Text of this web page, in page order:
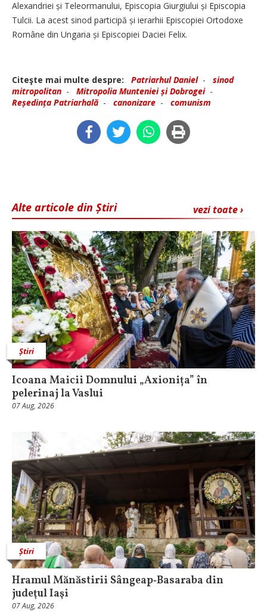
Alexandriei și Teleormanului, Episcopia Giurgiului și Episcopia
Tulcii. La acest sinod participă și ierarhii Episcopiei Ortodoxe
Române din Ungaria și Episcopiei Daciei Felix.
Citeşte mai multe despre: Patriarhul Daniel- sinod
mitropolitan - Mitropolia Munteniei și Dobrogei-
Reședința Patriarhală - canonizare - comunism
vezi toate ›
Alte articole din Știri
Știri
Icoana Maicii Domnului „Axionița” în
pelerinaj la Vaslui
07 Aug, 2026
Știri
Hramul Mănăstirii Sângeap‑Basaraba din
judeţul Iaşi
07 Aug, 2026